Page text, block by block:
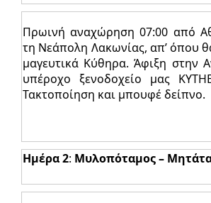
Πρωινή αναχώρηση 07:00 από
τη Νεάπολη Λακωνίας, απ’ όπου
μαγευτικά Κύθηρα. Άφιξη στην
υπέροχο ξενοδοχείο μας
Τακτοποίηση και μπουφέ δείπνο.
Ημέρα 2: Μυλοπόταμος –